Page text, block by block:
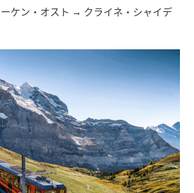
ケン・オスト → クライネ・シャイデ